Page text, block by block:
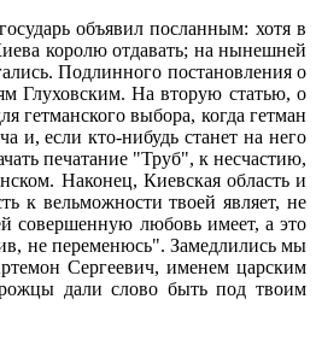
объявил посланным: хотя в
королю отдавать; на нынешней
Подлинного постановления о
Глуховским. На вторую статью, о
гетманского выбора, когда гетман
и, если кто-нибудь станет на него
печатание "Труб", к несчастию,
Наконец, Киевская область и
к вельможности твоей являет, не
совершенную любовь имеет, а это
не переменюсь". Замедлились мы
Сергеевич, именем царским
дали слово быть под твоим